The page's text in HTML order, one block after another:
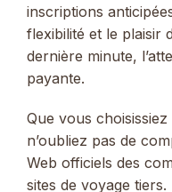
inscriptions
flexibilité et le plaisir
dernière minute,
payante.
Que vous
n’oubliez pas de
Web officiels des
sites de voyage tiers.